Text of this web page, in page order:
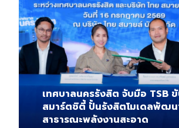
เทศบาลนครรังสิต จับมือ TSB
สมาร์ตซิตี้ ปั้นรังสิตโมเดลพัฒ
สาธารณะพลังงานสะอาด